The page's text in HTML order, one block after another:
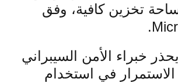
تخزين كافية، وفق
خبراء الأمن السيبراني
في استخدام